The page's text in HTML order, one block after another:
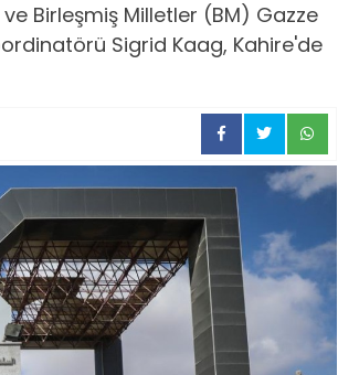
Birleşmiş Milletler (BM) Gazze
Sigrid Kaag, Kahire'de